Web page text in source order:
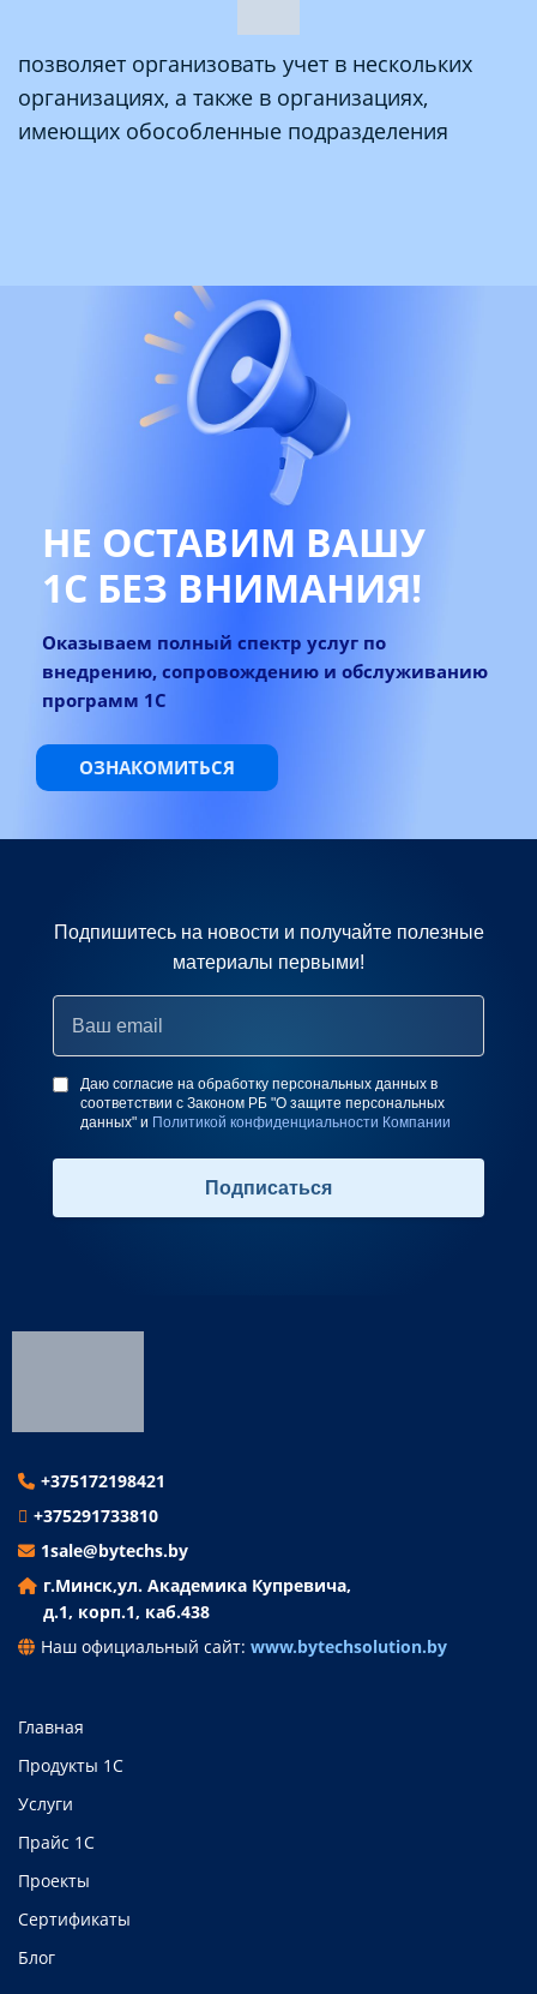
позволяет организовать учет в нескольких
организациях, а также в организациях,
имеющих обособленные подразделения
НЕ ОСТАВИМ ВАШУ
1С БЕЗ ВНИМАНИЯ!
Оказываем полный спектр услуг по
внедрению, сопровождению и обслуживанию
программ 1С
ОЗНАКОМИТЬСЯ
Подпишитесь на новости и получайте полезные
материалы первыми!
Даю согласие на обработку персональных данных в
соответствии с Законом РБ "О защите персональных
данных" и Политикой конфиденциальности Компании
Подписаться
+375172198421
+375291733810
1sale@bytechs.by
г.Минск,ул. Академика Купревича,
д.1, корп.1, каб.438
Наш официальный сайт: www.bytechsolution.by
Главная
Продукты 1C
Услуги
Прайс 1C
Проекты
Сертификаты
Блог